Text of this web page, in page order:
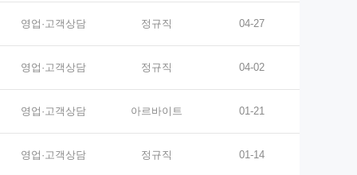
영업·고객상담 정규직 04-27
영업·고객상담 정규직 04-02
영업·고객상담 아르바이트 01-21
영업·고객상담 정규직 01-14